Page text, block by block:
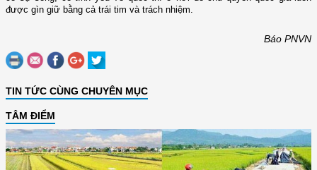
được gìn giữ bằng cả trái tim và trách nhiệm.
Báo PNVN
TIN TỨC CÙNG CHUYÊN MỤC
TÂM ĐIỂM